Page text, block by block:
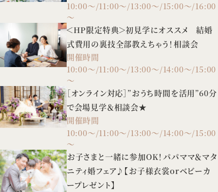
10:00～/11:00～/13:00～/15:00～/16:00
～
＜HP限定特典＞初見学にオススメ 結婚
式費用の裏技全部教えちゃう！相談会
開催時間
10:00～/11:00～/13:00～/14:00～/15:00
～
［オンライン対応］”おうち時間を活用”60分
で会場見学＆相談会★
開催時間
10:00～/11:00～/13:00～/14:00～/15:00
～
お子さまと一緒に参加OK！パパママ＆マタ
ニティ婚フェア♪【お子様衣裳orベビーカ
ープレゼント】